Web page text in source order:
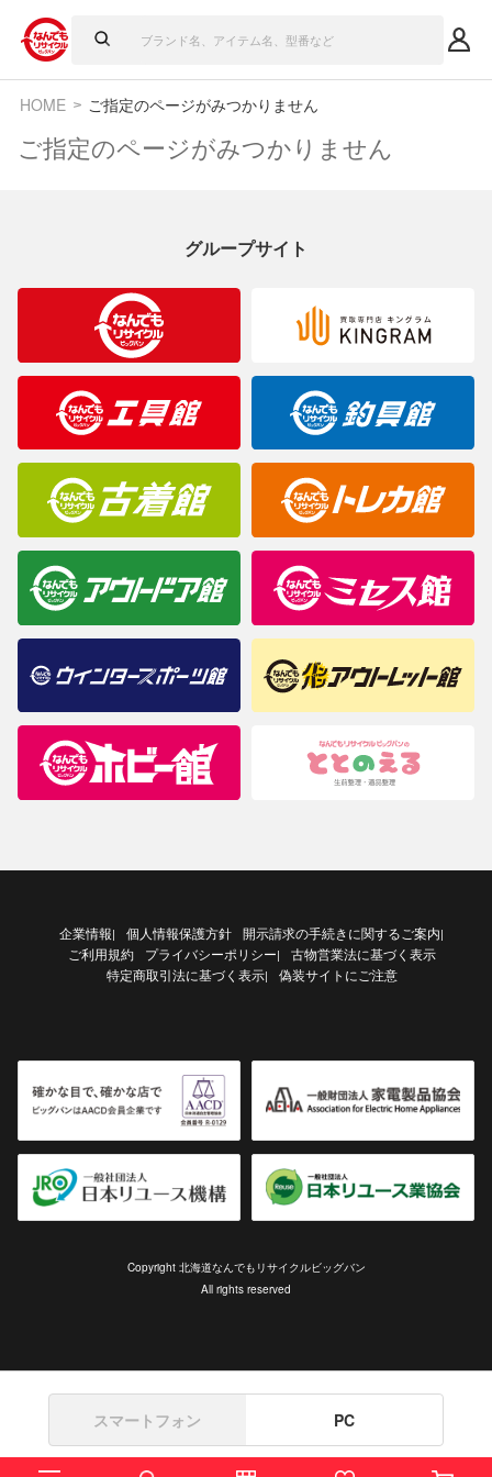
HOME ご指定のページがみつかりません
ご指定のページがみつかりません
グループサイト
企業情報| 個人情報保護方針 開示請求の手続きに関するご案内|
ご利用規約 プライバシーポリシー|
古物営業法に基づく表示
特定商取引法に基づく表示| 偽装サイトにご注意
Copyright 北海道なんでもリサイクルビッグバン
All rights reserved
スマートフォン PC